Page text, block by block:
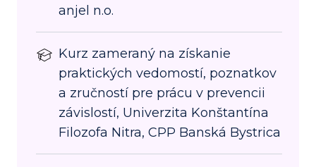
anjel n.o.
Kurz zameraný na získanie
praktických vedomostí, poznatkov
a zručností pre prácu v prevencii
závislostí, Univerzita Konštantína
Filozofa Nitra, CPP Banská Bystrica